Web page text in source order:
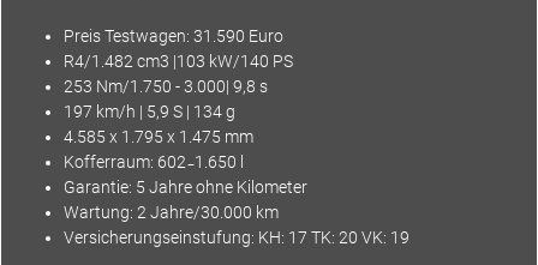
Preis Testwagen: 31.590 Euro
R4/1.482 cm3 |103 kW/140 PS
253 Nm/1.750 - 3.000| 9,8 s
197 km/h | 5,9 S | 134 g
4.585 x 1.795 x 1.475 mm
Kofferraum: 602 ̵ 1.650 l
Garantie: 5 Jahre ohne Kilometer
Wartung: 2 Jahre/30.000 km
Versicherungseinstufung: KH: 17 TK: 20 VK: 19